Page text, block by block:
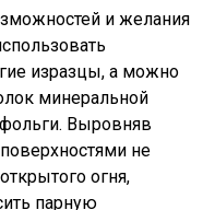
и желания
изразцы, а можно
минеральной
Выровняв
не
огня,
парную